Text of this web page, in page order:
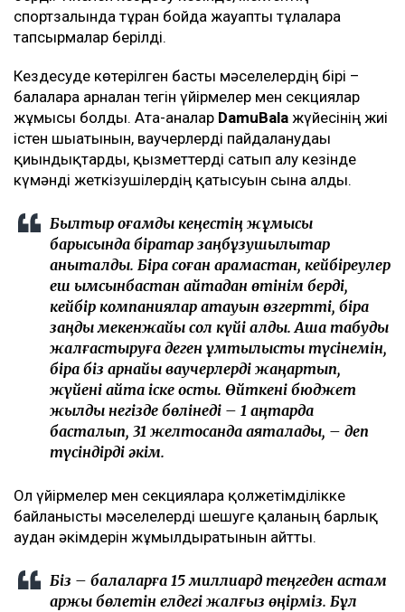
спортзалында тұрған бойда жауапты тұлғаларға
тапсырмалар берілді.
Кездесуде көтерілген басты мәселелердің бірі –
балаларға арналған тегін үйірмелер мен секциялар
жұмысы болды. Ата-аналар DamuBala жүйесінің жиі
істен шығатынын, ваучерлерді пайдаланудағы
қиындықтарды, қызметтерді сатып алу кезінде
күмәнді жеткізушілердің қатысуын сынға алды.
Былтыр қоғамдық кеңестің жұмысы
барысында бірқатар заңбұзушылықтар
анықталды. Бірақ соған қарамастан, кейбіреулер
еш қымсынбастан қайтадан өтінім берді,
кейбір компаниялар атауын өзгертті, бірақ
заңды мекенжайы сол күйі қалды. Ақша табуды
жалғастыруға деген ұмтылысты түсінемін,
бірақ біз арнайы ваучерлерді жаңартып,
жүйені қайта іске қостық. Өйткені бюджет
жылдық негізде бөлінеді – 1 қаңтарда
басталып, 31 желтоқсанда аяқталады, – деп
түсіндірді әкім.
Ол үйірмелер мен секцияларға қолжетімділікке
байланысты мәселелерді шешуге қаланың барлық
аудан әкімдерін жұмылдыратынын айтты.
Біз – балаларға 15 миллиард теңгеден астам
қаржы бөлетін елдегі жалғыз өңірміз. Бұл